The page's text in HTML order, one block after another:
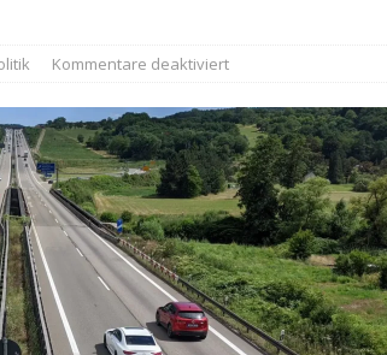
Kommentare deaktiviert